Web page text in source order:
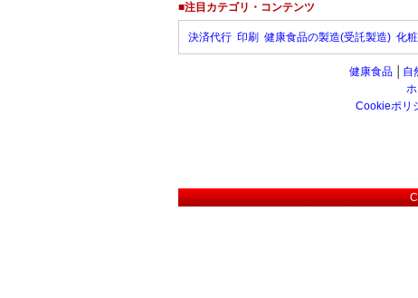
■注目カテゴリ・コンテンツ
決済代行 印刷 健康食品の製造(受託製造) 化
健康食品 自
Cookieポリ